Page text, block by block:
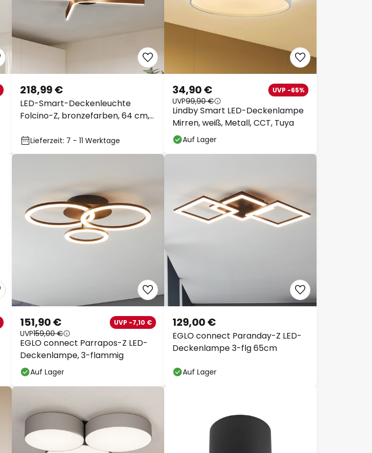
LED-Smart-Deckenleuchte
Folcino-Z, bronzefarben, 64 cm,
218,99 €
Lieferzeit: 7 - 11 Werktage
Lindby Smart LED-Deckenlampe
Mirren, weiß, Metall, CCT, Tuya
34,90 € UVP -65%
UVP99,90 €
Auf Lager
EGLO connect Parrapos-Z LED-
Deckenlampe, 3-flammig
151,90 € UVP -7,10 €
UVP159,00 €
Auf Lager
EGLO connect Paranday-Z LED-
Deckenlampe 3-flg 65cm
129,00 €
Auf Lager